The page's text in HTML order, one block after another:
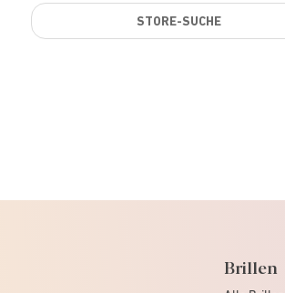
STORE-SUCHE
Brillen